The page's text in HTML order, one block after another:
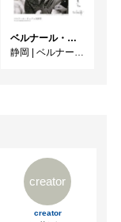
ベルナール・ビュフェと写真 ーカメラがとらえたビュフェとその時代、そして21 世紀へ
静岡 | ベルナール・ビュフェ美術館
creator
creator